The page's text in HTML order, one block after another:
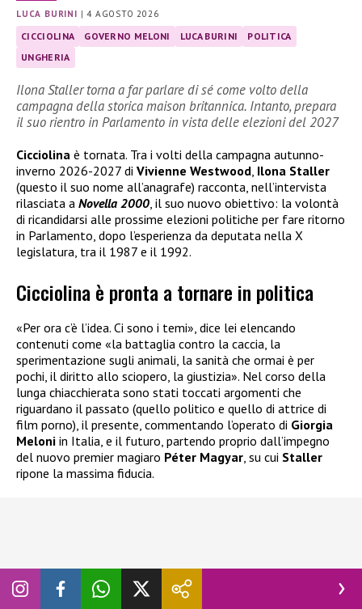
LUCA BURINI |4 AGOSTO 2026
CICCIOLINA GOVERNO MELONI LUCA BURINI
POLITICA
UNGHERIA
Ilona Staller torna a far parlare di sé come volto della
campagna della storica maison britannica. Intanto, prepara
il suo rientro in Parlamento in vista delle elezioni del 2027
Cicciolina è tornata. Tra i volti della campagna autunno-
inverno 2026-2027 di Vivienne Westwood Ilona Staller
(questo il suo nome all’anagrafe) racconta, nell’intervista
rilasciata a Novella 2000 , il suo nuovo obiettivo: la volontà
di ricandidarsi alle prossime elezioni politiche per fare ritorno
in Parlamento, dopo l’esperienza da deputata nella X
legislatura, tra il 1987 e il 1992.
Cicciolina è pronta a tornare in politica
«Per ora c’è l’idea. Ci sono i temi», dice lei elencando
contenuti come «la battaglia contro la caccia, la
sperimentazione sugli animali, la sanità che ormai è per
pochi, il diritto allo sciopero, la giustizia». Nel corso della
lunga chiacchierata sono stati toccati argomenti che
riguardano il passato (quello politico e quello di attrice di
film porno), il presente, commentando l’operato di Giorgia
Meloni in Italia, e il futuro, partendo proprio dall’impegno
del nuovo premier magiaro Péter Magyar, su cui Staller
ripone la massima fiducia.